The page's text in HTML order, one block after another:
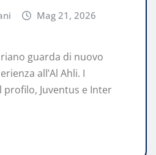
Mag 21, 2026
guarda di nuovo
all’Al Ahli. I
Juventus e Inter